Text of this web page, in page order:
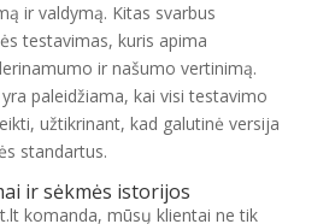
ir valdymą. Kitas svarbus
testavimas, kuris apima
ir našumo vertinimą.
paleidžiama, kai visi testavimo
užtikrinant, kad galutinė versija
standartus.
ir sėkmės istorijos
komanda, mūsų klientai ne tik